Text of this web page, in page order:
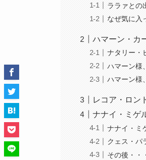
ララァとの
なぜ気に入
ハマーン・カ
ナタリー・
ハマーン様
ハマーン様
レコア・ロン
ナナイ・ミゲ
ナナイ・ミ
クェス・パ
その後・・